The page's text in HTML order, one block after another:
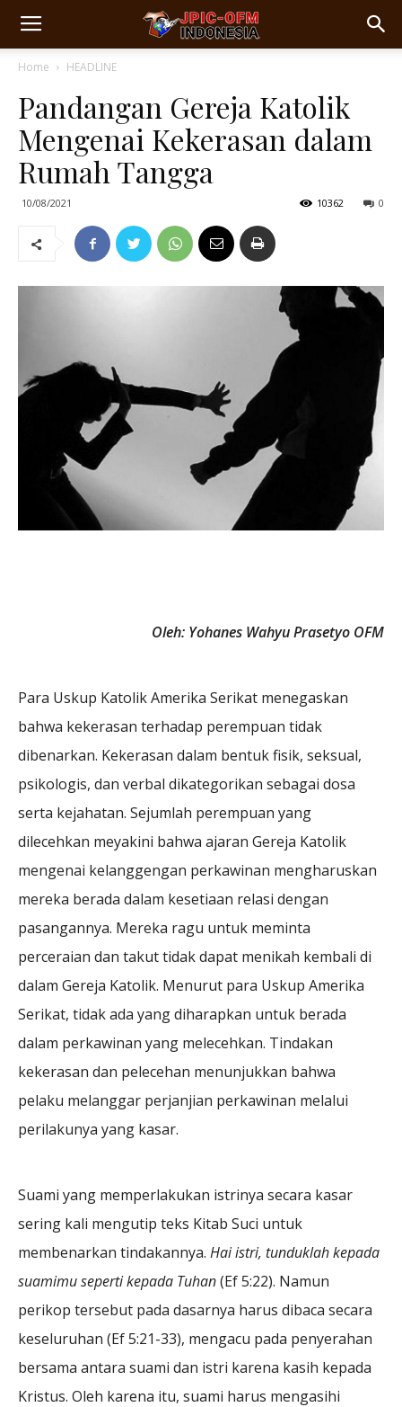
Home HEADLINE
Pandangan Gereja Katolik
Mengenai Kekerasan dalam
Rumah Tangga
10/08/2021 0
10362
Oleh: Yohanes Wahyu Prasetyo OFM
Para Uskup Katolik Amerika Serikat menegaskan
bahwa kekerasan terhadap perempuan tidak
dibenarkan. Kekerasan dalam bentuk fisik, seksual,
psikologis, dan verbal dikategorikan sebagai dosa
serta kejahatan. Sejumlah perempuan yang
dilecehkan meyakini bahwa ajaran Gereja Katolik
mengenai kelanggengan perkawinan mengharuskan
mereka berada dalam kesetiaan relasi dengan
pasangannya. Mereka ragu untuk meminta
perceraian dan takut tidak dapat menikah kembali di
dalam Gereja Katolik. Menurut para Uskup Amerika
Serikat, tidak ada yang diharapkan untuk berada
dalam perkawinan yang melecehkan. Tindakan
kekerasan dan pelecehan menunjukkan bahwa
pelaku melanggar perjanjian perkawinan melalui
perilakunya yang kasar.
Suami yang memperlakukan istrinya secara kasar
sering kali mengutip teks Kitab Suci untuk
membenarkan tindakannya. Hai istri, tunduklah kepada
suamimu seperti kepada Tuhan(Ef 5:22). Namun
perikop tersebut pada dasarnya harus dibaca secara
keseluruhan (Ef 5:21-33), mengacu pada penyerahan
bersama antara suami dan istri karena kasih kepada
Kristus. Oleh karena itu, suami harus mengasihi